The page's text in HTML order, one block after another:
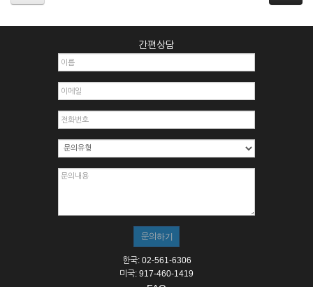
2. 개인정보를 허위로 기재하여 신청할 경우
3. 경쟁 관게에 있는 이용자가 신청할 경우
4. 타인의 서비스 이용을 방해하거나, 정보를 도용한 경우
6. 이용자가 영업활동 또는 부정한 용도로 본 서비스를 이용할
7. 회사의 정보를 사전 승낙 없이 전재, 변조, 복사하여 이용하
8. 기타 회사가 정한 제반 사항을 위반하며 신청하는 경우
제5조 (서비스의 이용 및 중지)
② 시스템 점검, 교체 및 고장, 기술적인 이유, 국가비상사태, 정
스가 불가능할 경우 회사는 사전 공지나 예고 없이 서비스의 전
부 또는 일부를 일시적 또는 영구적으로 중지할 수 있습니다.
③ 기타 회사는 서비스를 제공할 수 없는 합당한 사유가 발생한
간편상담
한국: 02-561-6306
미국: 917-460-1419